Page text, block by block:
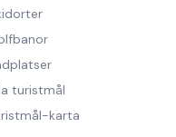
turistmål
karta